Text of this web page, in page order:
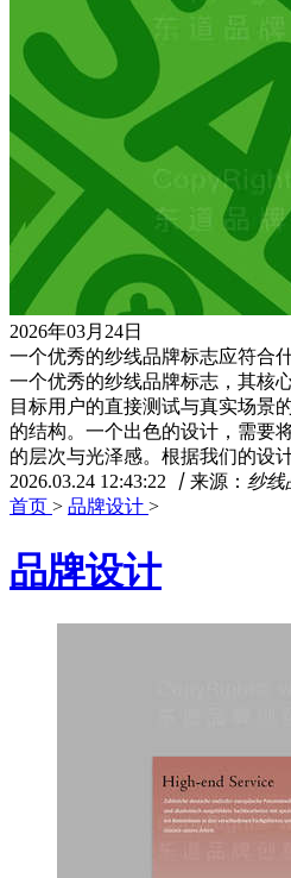
2026年03月24日
一个优秀的纱线品牌标志应符合
一个优秀的纱线品牌标志，其核
目标用户的直接测试与真实场景
的结构。一个出色的设计，需要
的层次与光泽感。根据我们的设
2026.03.24 12:43:22
丨 来源： 纱线
首页 > 品牌设计 >
品牌设计